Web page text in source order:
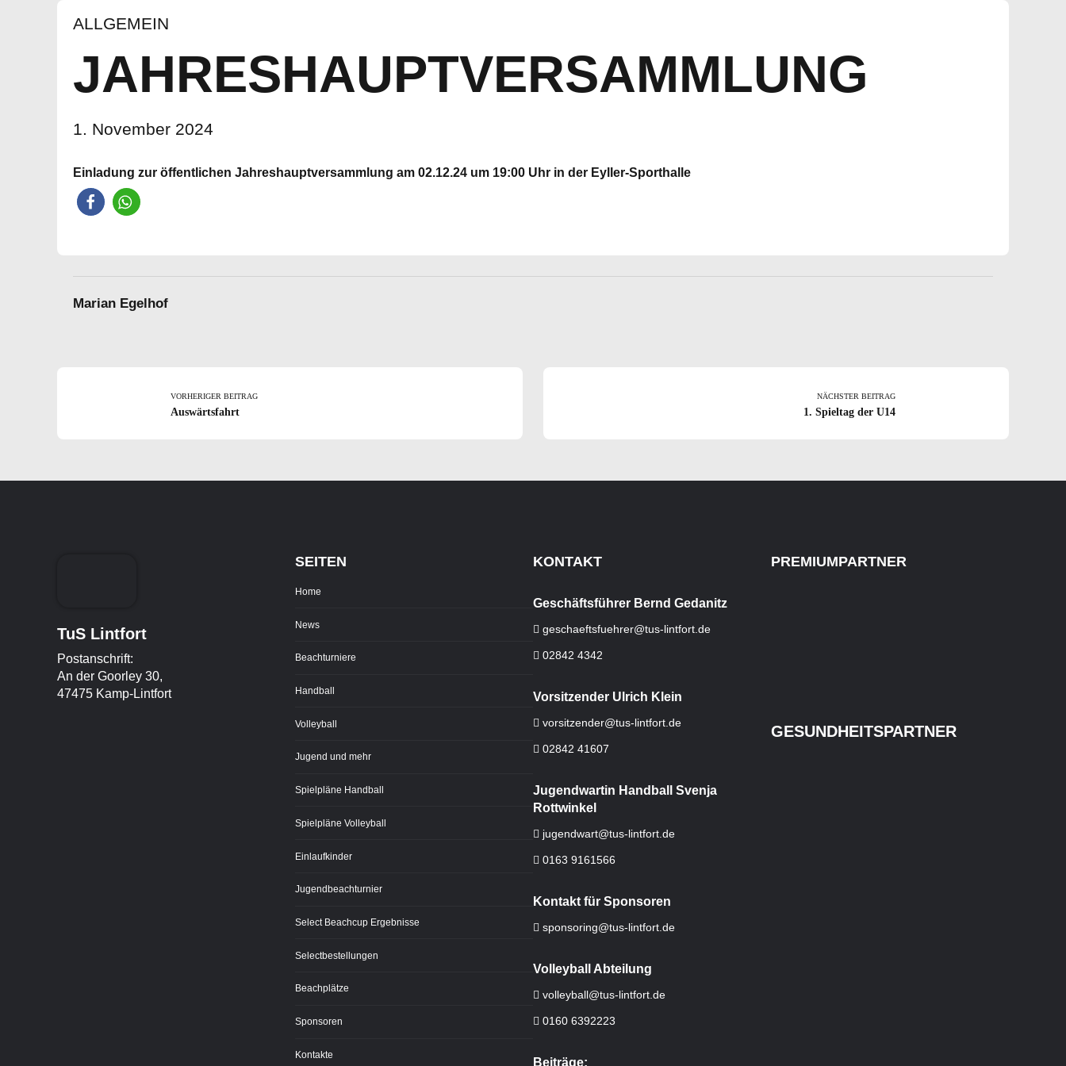
ALLGEMEIN
JAHRESHAUPTVERSAMMLUNG
1. November 2024
Einladung zur öffentlichen Jahreshauptversammlung am 02.12.24 um 19:00 Uhr in der Eyller-Sporthalle
Marian Egelhof
VORHERIGER BEITRAG
Auswärtsfahrt
NÄCHSTER BEITRAG
1. Spieltag der U14
TuS Lintfort
Postanschrift:
An der Goorley 30,
47475 Kamp-Lintfort
SEITEN
Home
News
Beachturniere
Handball
Volleyball
Jugend und mehr
Spielpläne Handball
Spielpläne Volleyball
Einlaufkinder
Jugendbeachturnier
Select Beachcup Ergebnisse
Selectbestellungen
Beachplätze
Sponsoren
Kontakte
KONTAKT
Geschäftsführer Bernd Gedanitz
geschaeftsfuehrer@tus-lintfort.de
02842 4342
Vorsitzender Ulrich Klein
vorsitzender@tus-lintfort.de
02842 41607
Jugendwartin Handball Svenja
Rottwinkel
jugendwart@tus-lintfort.de
0163 9161566
Kontakt für Sponsoren
sponsoring@tus-lintfort.de
Volleyball Abteilung
volleyball@tus-lintfort.de
0160 6392223
Beiträge:
PREMIUMPARTNER
GESUNDHEITSPARTNER